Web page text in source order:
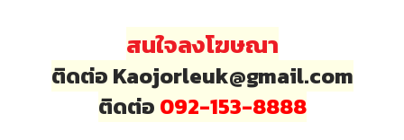
สนใจลงโฆษณา
ติดต่อ Kaojorleuk@gmail.com
ติดต่อ 092-153-8888